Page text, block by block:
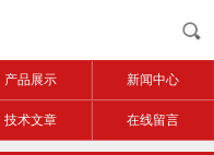
产品展示 新闻中心
技术文章 在线留言